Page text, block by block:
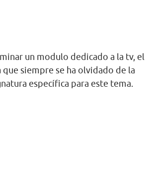
un modulo dedicado a la tv, el
siempre se ha olvidado de la
específica para este tema.